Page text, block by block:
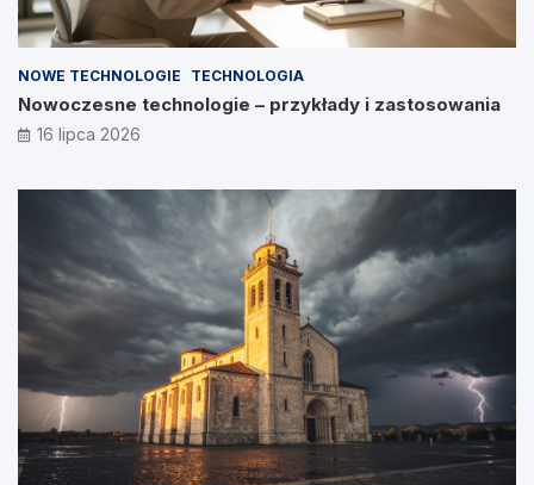
NOWE TECHNOLOGIE TECHNOLOGIA
Nowoczesne technologie – przykłady i zastosowania
16 lipca 2026